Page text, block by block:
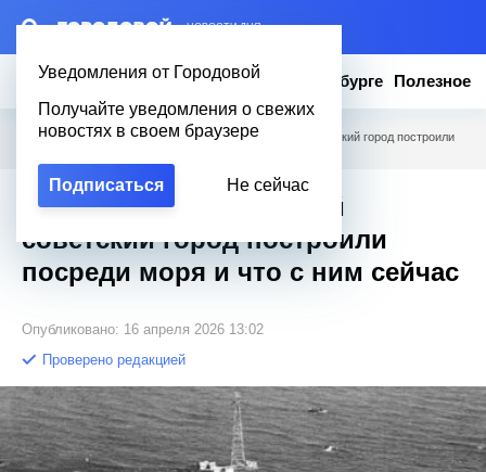
– НОВОСТИ ДНЯ
Уведомления от Городовой
Получайте уведомления о свежих
новостях в своем браузере
Подписаться Не сейчас
Новости Эксклюзив Вопросы о Петербурге Полезное
Городовой Полезное / Задолго до Дубая: Какой советский город построили
Задолго до Дубая: Какой
советский город построили
посреди моря и что с ним сейчас
Опубликовано: 16 апреля 2026 13:02
Проверено редакцией